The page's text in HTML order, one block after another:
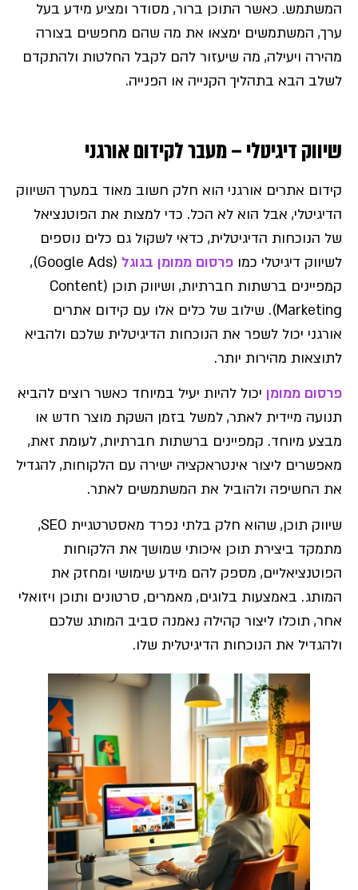
המשתמש. כאשר התוכן ברור, מסודר ומציע מידע בעל
ערך, המשתמשים ימצאו את מה שהם מחפשים בצורה
מהירה ויעילה, מה שיעזור להם לקבל החלטות ולהתקדם
לשלב הבא בתהליך הקנייה או הפנייה.
שיווק דיגיטלי – מעבר לקידום אורגני
קידום אתרים אורגני הוא חלק חשוב מאוד במערך השיווק
הדיגיטלי, אבל הוא לא הכל. כדי למצות את הפוטנציאל
של הנוכחות הדיגיטלית, כדאי לשקול גם כלים נוספים
לשיווק דיגיטלי כמו פרסום ממומן בגוגל
(Google Ads),
קמפיינים ברשתות חברתיות, ושיווק תוכן (Content
Marketing). שילוב של כלים אלו עם קידום אתרים
אורגני יכול לשפר את הנוכחות הדיגיטלית שלכם ולהביא
לתוצאות מהירות יותר.
פרסום ממומן יכול להיות יעיל במיוחד כאשר רוצים להביא
תנועה מיידית לאתר, למשל בזמן השקת מוצר חדש או
מבצע מיוחד. קמפיינים ברשתות חברתיות, לעומת זאת,
מאפשרים ליצור אינטראקציה ישירה עם הלקוחות, להגדיל
את החשיפה ולהוביל את המשתמשים לאתר.
שיווק תוכן, שהוא חלק בלתי נפרד מאסטרטגיית SEO,
מתמקד ביצירת תוכן איכותי שמושך את הלקוחות
הפוטנציאליים, מספק להם מידע שימושי ומחזק את
המותג. באמצעות בלוגים, מאמרים, סרטונים ותוכן ויזואלי
אחר, תוכלו ליצור קהילה נאמנה סביב המותג שלכם
ולהגדיל את הנוכחות הדיגיטלית שלו.